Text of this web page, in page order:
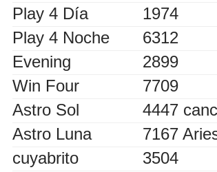
Play 4 Día
1974
Play 4 Noche
6312
Evening
2899
Win Four
7709
Astro Sol
4447
Astro Luna
7167
cuyabrito
3504